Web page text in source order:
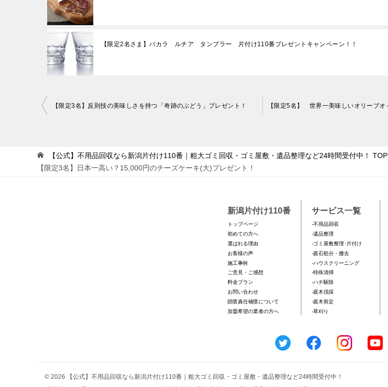
【限定2名さま】バカラ ルチア タンブラー 片付け110番プレゼントキャンペーン！！
投
ビ
ゲ
【限定3名】反則技の美味しさを持つ「奇跡のぶどう」プレゼント！
【公式】不用品回収なら新潟片付け110番｜粗大ゴミ回収・ゴミ屋敷・遺品整理など24時間受付中！ TOP
【限定3名】日本一高い？15,000円のチーズケーキ(大)プレゼント！
新潟片付け110番
トップページ
初めての方へ
選ばれる理由
お客様の声
施工事例
ご意見・ご感想
料金プラン
お問い合わせ
賠償責任補償について
加盟希望の業者の方へ
サービス一覧
-不用品回収
-遺品整理
-ゴミ屋敷整理･片付け
-庭石処分・撤去
-ハウスクリーニング
-特殊清掃
-ハチ駆除
-庭木伐採
-庭木剪定
-草刈り
© 2026 【公式】不用品回収なら新潟片付け110番｜粗大ゴミ回収・ゴミ屋敷・遺品整理など24時間受付中！